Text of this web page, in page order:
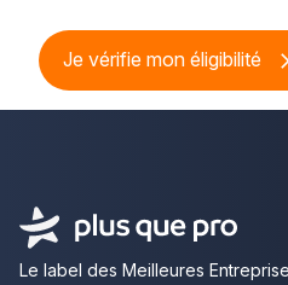
Je vérifie mon éligibilité
Le label des Meilleures